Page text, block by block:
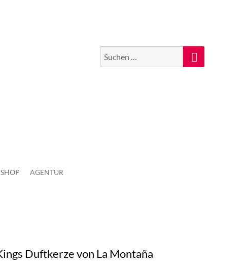
Suche
nach:
Suchen
SHOP AGENTUR
Duftkerze von La Montaña